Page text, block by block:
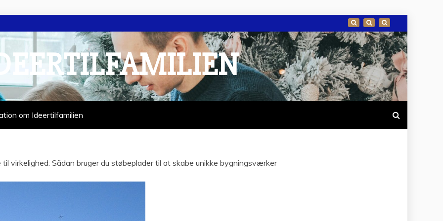
om Ideertilfamilien
til virkelighed: Sådan bruger du støbeplader til at skabe unikke bygningsværker